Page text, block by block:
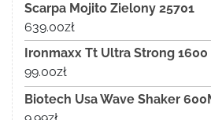
Scarpa Mojito Zielony 25701
639.00zł
Ironmaxx Tt Ultra Strong 1600
99.00zł
Biotech Usa Wave Shaker